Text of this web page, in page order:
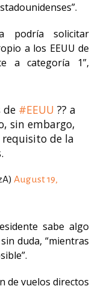
podría solicitar
a los EEUU de
a categoría 1”,
de #EEUU ?? a
sin embargo,
de la
August 19,
sabe algo
duda, “mientras
de vuelos directos